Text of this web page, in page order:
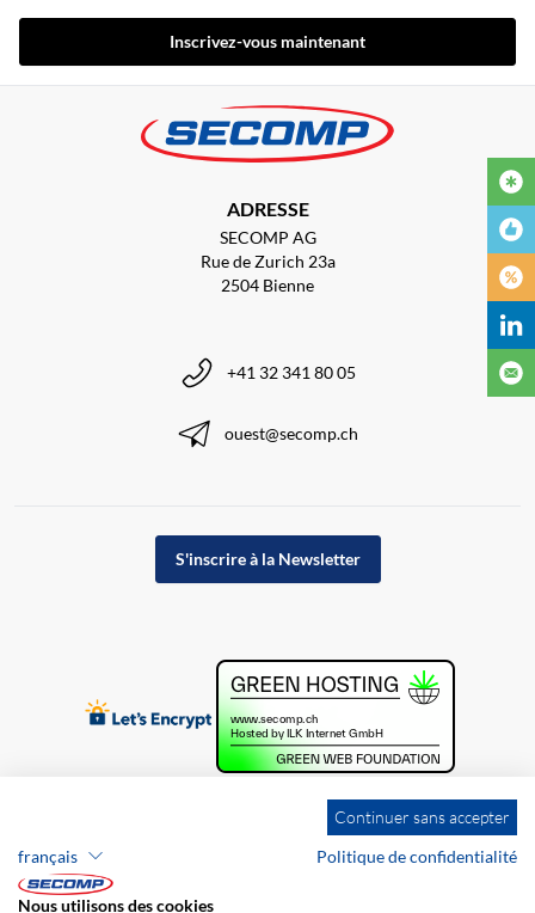
Inscrivez-vous maintenant
ADRESSE
SECOMP AG
Rue de Zurich 23a
2504 Bienne
+41 32 341 80 05
ouest@secomp.ch
S'inscrire à la Newsletter
Continuer sans accepter
français
Politique de confidentialité
Nous utilisons des cookies